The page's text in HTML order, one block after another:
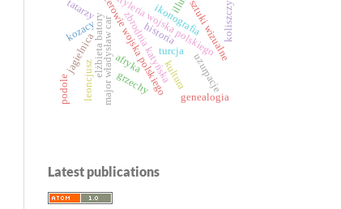
major władysław car
oficerowie wojska polskiego
artyleria wojska polskiego
zbrodnia katyńska
afryka kultura
ikonografiasztuki wizualne
historia
elżbieta batory
genealogia
leoncjusz uzurpacje
grzechy
jagielnica
podole
turcja
tatarzy
kozacy koliszczyzna
Latest publications